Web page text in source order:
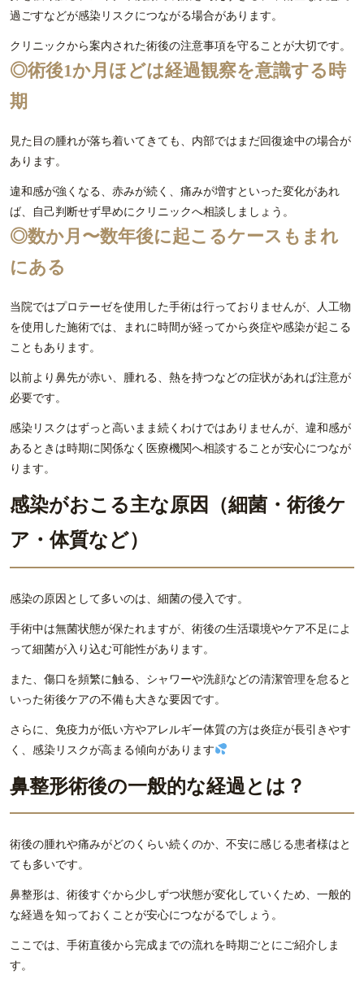
過ごすなどが感染リスクにつながる場合があります。
クリニックから案内された術後の注意事項を守ることが大切です。
◎術後1か月ほどは経過観察を意識する時
期
見た目の腫れが落ち着いてきても、内部ではまだ回復途中の場合が
あります。
違和感が強くなる、赤みが続く、痛みが増すといった変化があれ
ば、自己判断せず早めにクリニックへ相談しましょう。
◎数か月〜数年後に起こるケースもまれ
にある
当院ではプロテーゼを使用した手術は行っておりませんが、人工物
を使用した施術では、まれに時間が経ってから炎症や感染が起こる
こともあります。
以前より鼻先が赤い、腫れる、熱を持つなどの症状があれば注意が
必要です。
感染リスクはずっと高いまま続くわけではありませんが、違和感が
あるときは時期に関係なく医療機関へ相談することが安心につなが
ります。
感染がおこる主な原因（細菌・術後ケ
ア・体質など）
感染の原因として多いのは、細菌の侵入です。
手術中は無菌状態が保たれますが、術後の生活環境やケア不足によ
って細菌が入り込む可能性があります。
また、傷口を頻繁に触る、シャワーや洗顔などの清潔管理を怠ると
いった術後ケアの不備も大きな要因です。
さらに、免疫力が低い方やアレルギー体質の方は炎症が長引きやす
く、感染リスクが高まる傾向があります
鼻整形術後の一般的な経過とは？
術後の腫れや痛みがどのくらい続くのか、不安に感じる患者様はと
ても多いです。
鼻整形は、術後すぐから少しずつ状態が変化していくため、一般的
な経過を知っておくことが安心につながるでしょう。
ここでは、手術直後から完成までの流れを時期ごとにご紹介しま
す。